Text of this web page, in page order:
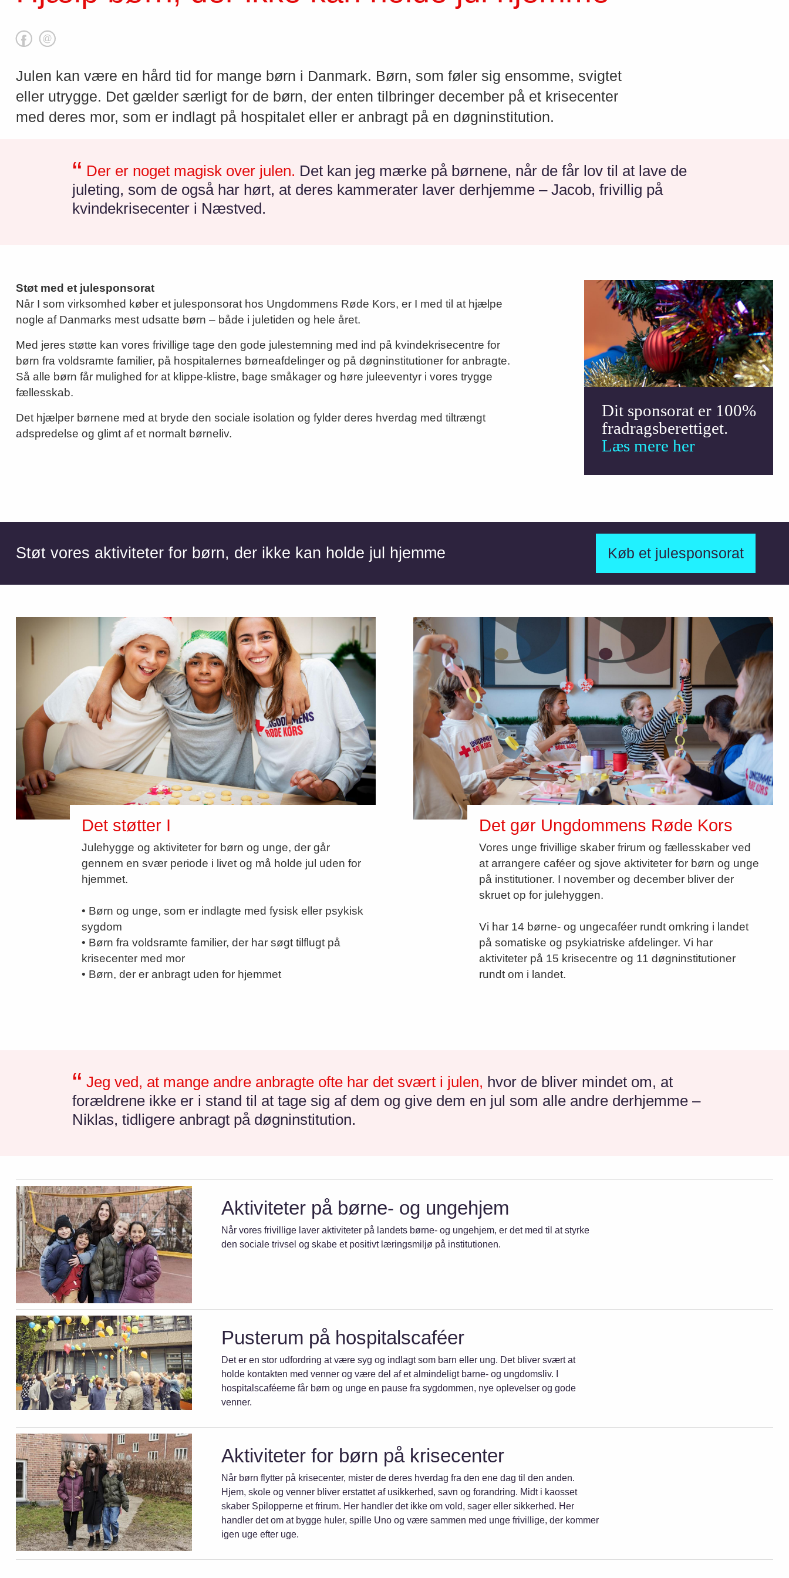
Julen kan være en hård tid for mange børn i Danmark. Børn, som føler sig ensomme, svigtet
eller utrygge. Det gælder særligt for de børn, der enten tilbringer december på et krisecenter
med deres mor, som er indlagt på hospitalet eller er anbragt på en døgninstitution.
Der er noget magisk over julen. Det kan jeg mærke på børnene, når de får lov til at lave de
juleting, som de også har hørt, at deres kammerater laver derhjemme – Jacob, frivillig på
kvindekrisecenter i Næstved.
Støt med et julesponsorat
Når I som virksomhed køber et julesponsorat hos Ungdommens Røde Kors, er I med til at hjælpe
nogle af Danmarks mest udsatte børn – både i juletiden og hele året.
Med jeres støtte kan vores frivillige tage den gode julestemning med ind på kvindekrisecentre for
børn fra voldsramte familier, på hospitalernes børneafdelinger og på døgninstitutioner for anbragte.
Så alle børn får mulighed for at klippe-klistre, bage småkager og høre juleeventyr i vores trygge
fællesskab.
Det hjælper børnene med at bryde den sociale isolation og fylder deres hverdag med tiltrængt
adspredelse og glimt af et normalt børneliv.
Dit sponsorat er 100%
fradragsberettiget.
Læs mere her
Støt vores aktiviteter for børn, der ikke kan holde jul hjemme Køb et julesponsorat
Det støtter I
Julehygge og aktiviteter for børn og unge, der går
gennem en svær periode i livet og må holde jul uden for
hjemmet.
• Børn og unge, som er indlagte med fysisk eller psykisk
sygdom
• Børn fra voldsramte familier, der har søgt tilflugt på
krisecenter med mor
• Børn, der er anbragt uden for hjemmet
Det gør Ungdommens Røde Kors
Vores unge frivillige skaber frirum og fællesskaber ved
at arrangere caféer og sjove aktiviteter for børn og unge
på institutioner. I november og december bliver der
skruet op for julehyggen.
Vi har 14 børne- og ungecaféer rundt omkring i landet
på somatiske og psykiatriske afdelinger. Vi har
aktiviteter på 15 krisecentre og 11 døgninstitutioner
rundt om i landet.
Jeg ved, at mange andre anbragte ofte har det svært i julen, hvor de bliver mindet om, at
forældrene ikke er i stand til at tage sig af dem og give dem en jul som alle andre derhjemme –
Niklas, tidligere anbragt på døgninstitution.
Aktiviteter på børne- og ungehjem
Når vores frivillige laver aktiviteter på landets børne- og ungehjem, er det med til at styrke
den sociale trivsel og skabe et positivt læringsmiljø på institutionen.
Pusterum på hospitalscaféer
Det er en stor udfordring at være syg og indlagt som barn eller ung. Det bliver svært at
holde kontakten med venner og være del af et almindeligt barne- og ungdomsliv. I
hospitalscaféerne får børn og unge en pause fra sygdommen, nye oplevelser og gode
venner.
Aktiviteter for børn på krisecenter
Når børn flytter på krisecenter, mister de deres hverdag fra den ene dag til den anden.
Hjem, skole og venner bliver erstattet af usikkerhed, savn og forandring. Midt i kaosset
skaber Spilopperne et frirum. Her handler det ikke om vold, sager eller sikkerhed. Her
handler det om at bygge huler, spille Uno og være sammen med unge frivillige, der kommer
igen uge efter uge.